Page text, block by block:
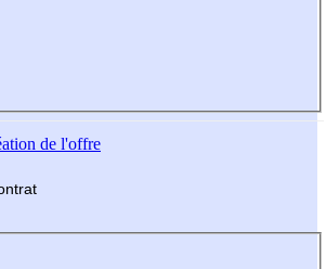
de l'offre